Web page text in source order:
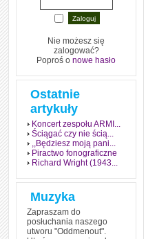
Nie możesz się
zalogować?
Poproś o nowe hasło
Ostatnie
artykuły
Koncert zespołu ARMI...
Ściągać czy nie ścią...
,,Będziesz moją pani...
Piractwo fonograficzne
Richard Wright (1943...
Muzyka
Zapraszam do
posłuchania naszego
utworu "Oddmenout".